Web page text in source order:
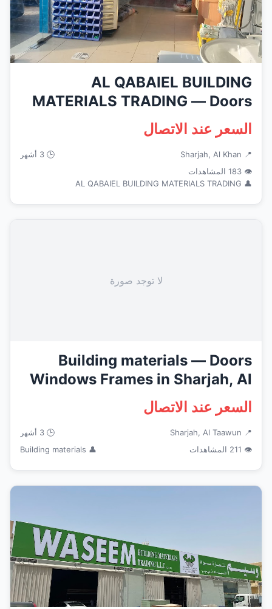
AL QABAIEL BUILDING
MATERIALS TRADING — Doors
Windows Fra...
السعر عند الاتصال
📍 Sharjah, Al Khan
🕒 3 أشهر
👁 183 المشاهدات
👤 AL QABAIEL BUILDING MATERIALS TRADING
لا توجد صورة
Building materials — Doors
Windows Frames in Sharjah, Al
...
السعر عند الاتصال
📍 Sharjah, Al Taawun
🕒 3 أشهر
👁 211 المشاهدات
👤 Building materials